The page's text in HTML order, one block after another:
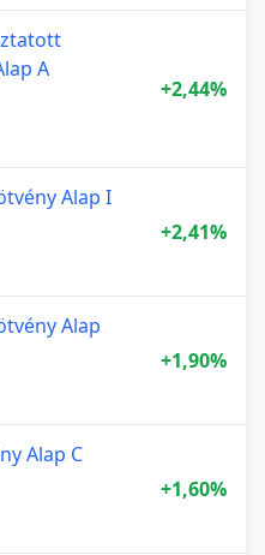
A
+2,44%
Alap I
+2,41%
Alap
+1,90%
Alap C
+1,60%